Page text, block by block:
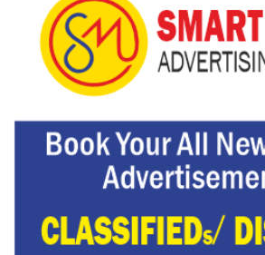
CM ਮਾਨ ਨੇ 866 ਨੌਜਵਾਨਾਂ ਨੂੰ ਸਰਕਾਰੀ ਨੌਕਰੀਆਂ
ਸ੍ਰੀਲੰਕਾ ਟੈਸਟ ਸੀਰੀਜ਼: ਸਰਫ਼ਰਾਜ਼ ਖਾਨ ਹੋ ਸਕਦੇ